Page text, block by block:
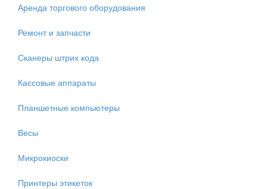
Аренда торгового оборудования
Ремонт и запчасти
Сканеры штрих кода
Кассовые аппараты
Планшетные компьютеры
Весы
Микрокиоски
Принтеры этикеток